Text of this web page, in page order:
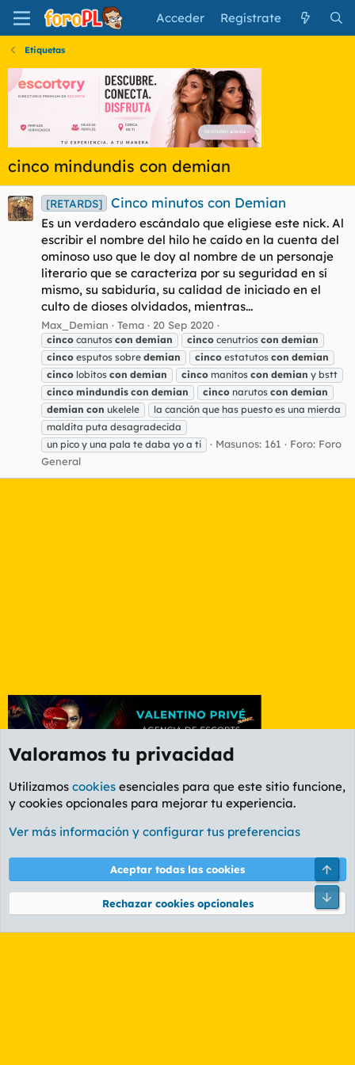
Acceder Regístrate
Etiquetas
cinco mindundis con demian
[RETARDS] Cinco minutos con Demian
Es un verdadero escándalo que eligiese este nick. Al
escribir el nombre del hilo he caído en la cuenta del
ominoso uso que le doy al nombre de un personaje
literario que se caracteriza por su seguridad en sí
mismo, su sabiduría, su calidad de iniciado en el
culto de dioses olvidados, mientras...
Max_Demian Tema 20 Sep 2020
cinco canutos con demian cinco cenutrios con demian
cinco esputos sobre demian cinco estatutos con demian
cinco lobitos con demian cinco manitos con demian y bstt
cinco mindundis con demian cinco narutos con demian
demian con ukelele
la canción que has puesto es una mierda
maldita puta desagradecida
un pico y una pala te daba yo a ti
Masunos: 161 Foro: Foro
General
Etiquetas
Cookies
PL OLDSTYLE AMARILLO
Términos y reglas Política de privacidad Ayuda
Community platform by XenForo® © 2010-2026 XenForo Ltd.
Valoramos tu privacidad
Utilizamos cookies esenciales para que este sitio funcione,
y cookies opcionales para mejorar tu experiencia.
Ver más información y configurar tus preferencias
Aceptar todas las cookies
Rechazar cookies opcionales
Pie